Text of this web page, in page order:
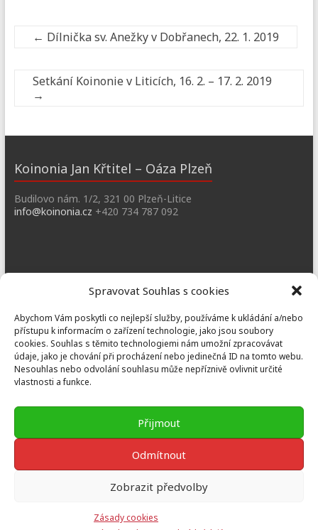
Spravovat Souhlas s cookies
Abychom Vám poskytli co nejlepší služby, používáme k ukládání a/nebo
přístupu k informacím o zařízení technologie, jako jsou soubory
cookies. Souhlas s těmito technologiemi nám umožní zpracovávat
údaje, jako je chování při procházení nebo jedinečná ID na tomto webu.
Nesouhlas nebo odvolání souhlasu může nepříznivě ovlivnit určité
vlastnosti a funkce.
Přijmout
Odmítnout
Zobrazit předvolby
Zásady cookies
← Dílnička sv. Anežky v Dobřanech, 22. 1. 2019
Setkání Koinonie v Liticích, 16. 2. – 17. 2. 2019
→
Koinonia Jan Křtitel – Oáza Plzeň
Budilovo nám. 1/2, 321 00 Plzeň-Litice
info@koinonia.cz +420 734 787 092
dobrany@koinonia.cz+420 733 741 190
Prusiny
Nebílovy 36, Nebílovy 332 04
prusiny@koinonia.cz
+420 605 232 788
by:WordPress